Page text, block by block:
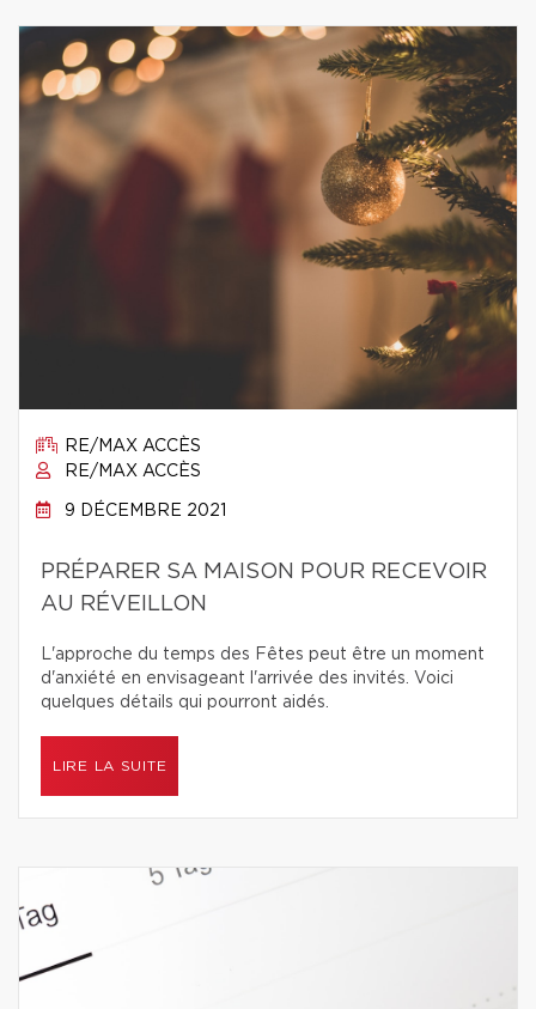
RE/MAX ACCÈS
RE/MAX ACCÈS
9 DÉCEMBRE 2021
PRÉPARER SA MAISON POUR RECEVOIR
AU RÉVEILLON
L'approche du temps des Fêtes peut être un moment
d'anxiété en envisageant l'arrivée des invités. Voici
quelques détails qui pourront aidés.
LIRE LA SUITE